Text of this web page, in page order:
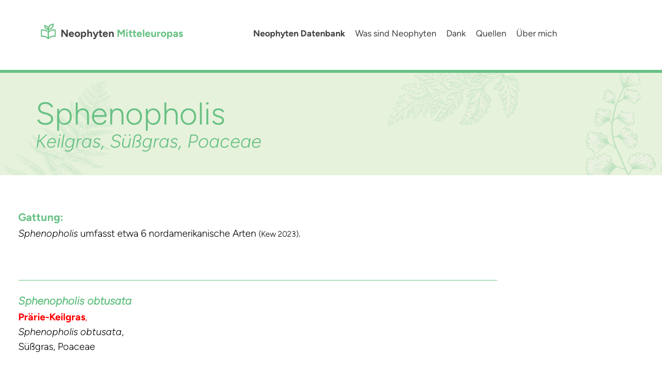
Neophyten Mitteleuropas Neophyten Datenbank Was sind Neophyten Dank Quellen Über mich
Sphenopholis
Keilgras, Süßgras, Poaceae
Gattung:
Sphenopholis umfasst etwa 6 nordamerikanische Arten (Kew 2023).
Sphenopholis obtusata
Prärie-Keilgras,
Sphenopholis obtusata,
Süßgras, Poaceae